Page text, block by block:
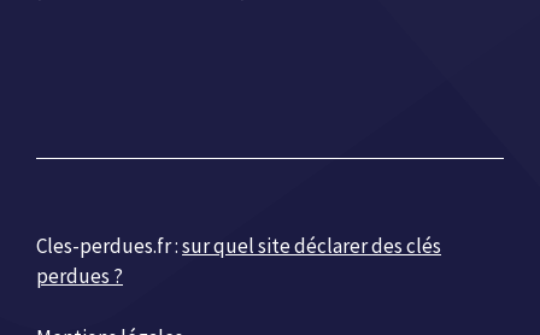
Cles-perdues.fr :sur quel site déclarer des clés
perdues ?